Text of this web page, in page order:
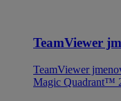
TeamViewer
TeamViewer
Magic Quadrant™